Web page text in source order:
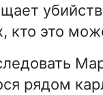
кто это
рядом